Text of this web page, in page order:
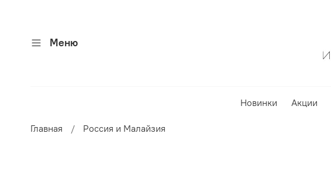
Меню
Новинки Акции
Главная Россия и Малайзия